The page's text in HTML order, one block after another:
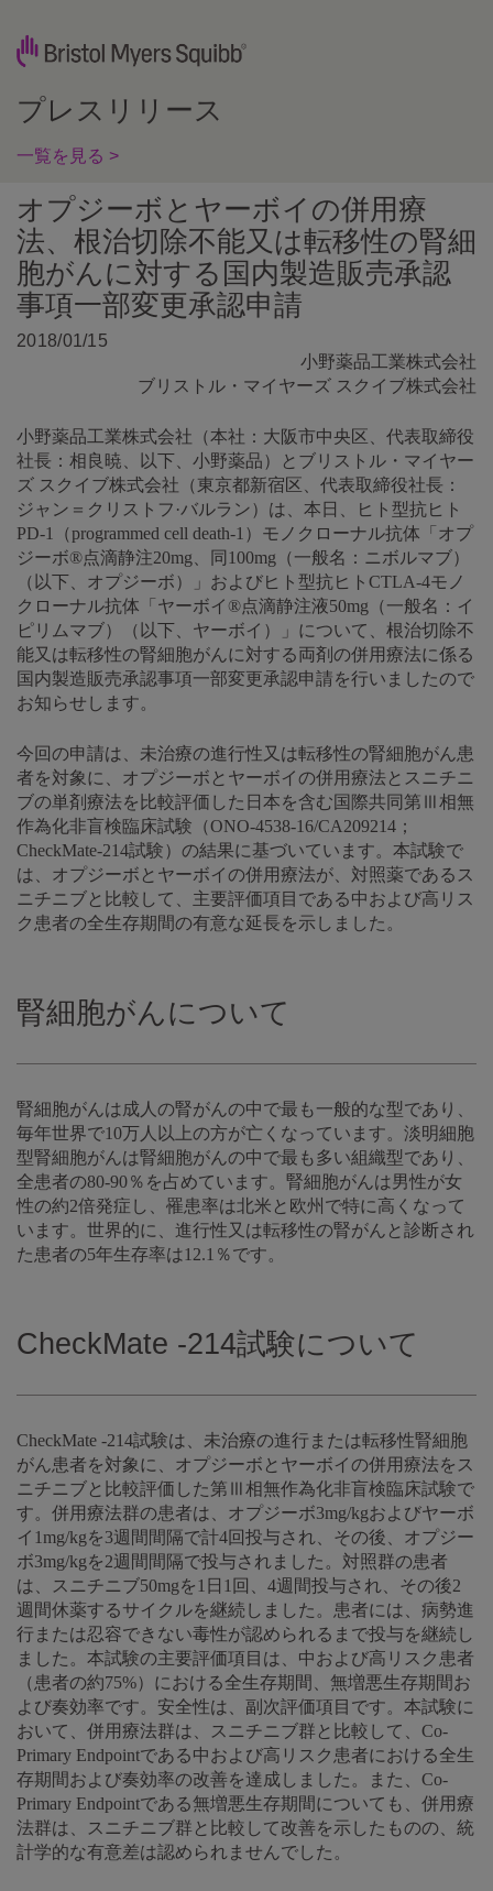
プレスリリース
一覧を見る >
オプジーボとヤーボイの併用療
法、根治切除不能又は転移性の腎細
胞がんに対する国内製造販売承認
事項一部変更承認申請
2018/01/15
小野薬品工業株式会社
ブリストル・マイヤーズ スクイブ株式会社
小野薬品工業株式会社（本社：大阪市中央区、代表取締役
社長：相良暁、以下、小野薬品）とブリストル・マイヤー
ズ スクイブ株式会社（東京都新宿区、代表取締役社長：
ジャン＝クリストフ·バルラン）は、本日、ヒト型抗ヒト
PD-1（programmed cell death-1）モノクローナル抗体「オプ
ジーボ®点滴静注20mg、同100mg（一般名：ニボルマブ）
（以下、オプジーボ）」およびヒト型抗ヒトCTLA-4モノ
クローナル抗体「ヤーボイ®点滴静注液50mg（一般名：イ
ピリムマブ）（以下、ヤーボイ）」について、根治切除不
能又は転移性の腎細胞がんに対する両剤の併用療法に係る
国内製造販売承認事項一部変更承認申請を行いましたので
お知らせします。
今回の申請は、未治療の進行性又は転移性の腎細胞がん患
者を対象に、オプジーボとヤーボイの併用療法とスニチニ
ブの単剤療法を比較評価した日本を含む国際共同第Ⅲ相無
作為化非盲検臨床試験（ONO-4538-16/CA209214；
CheckMate-214試験）の結果に基づいています。本試験で
は、オプジーボとヤーボイの併用療法が、対照薬であるス
ニチニブと比較して、主要評価項目である中および高リス
ク患者の全生存期間の有意な延長を示しました。
腎細胞がんについて
腎細胞がんは成人の腎がんの中で最も一般的な型であり、
毎年世界で10万人以上の方が亡くなっています。淡明細胞
型腎細胞がんは腎細胞がんの中で最も多い組織型であり、
全患者の80-90％を占めています。腎細胞がんは男性が女
性の約2倍発症し、罹患率は北米と欧州で特に高くなって
います。世界的に、進行性又は転移性の腎がんと診断され
た患者の5年生存率は12.1％です。
CheckMate -214試験について
CheckMate -214試験は、未治療の進行または転移性腎細胞
がん患者を対象に、オプジーボとヤーボイの併用療法をス
ニチニブと比較評価した第Ⅲ相無作為化非盲検臨床試験で
す。併用療法群の患者は、オプジーボ3mg/kgおよびヤーボ
イ1mg/kgを3週間間隔で計4回投与され、その後、オプジー
ボ3mg/kgを2週間間隔で投与されました。対照群の患者
は、スニチニブ50mgを1日1回、4週間投与され、その後2
週間休薬するサイクルを継続しました。患者には、病勢進
行または忍容できない毒性が認められるまで投与を継続し
ました。本試験の主要評価項目は、中および高リスク患者
（患者の約75%）における全生存期間、無増悪生存期間お
よび奏効率です。安全性は、副次評価項目です。本試験に
おいて、併用療法群は、スニチニブ群と比較して、Co-
Primary Endpointである中および高リスク患者における全生
存期間および奏効率の改善を達成しました。また、Co-
Primary Endpointである無増悪生存期間についても、併用療
法群は、スニチニブ群と比較して改善を示したものの、統
計学的な有意差は認められませんでした。